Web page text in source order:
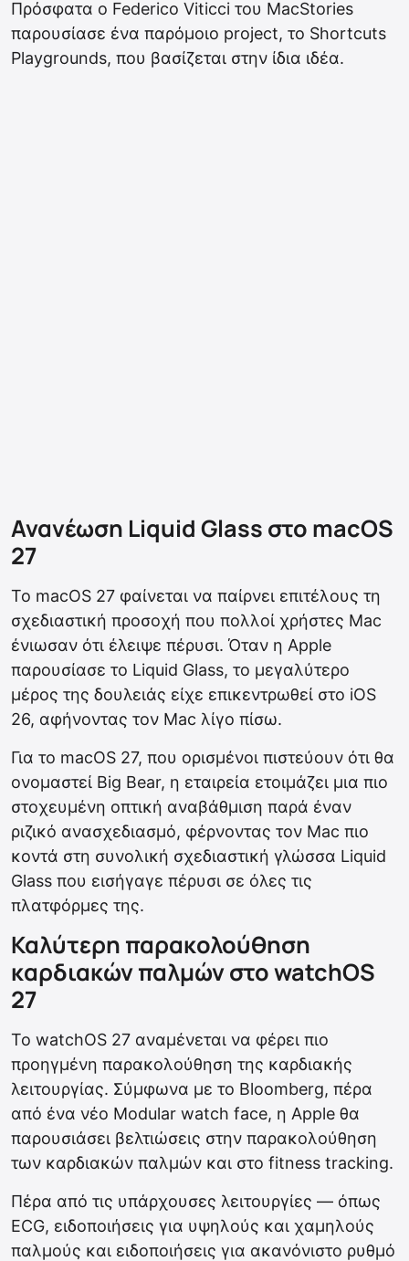
Πρόσφατα ο Federico Viticci του MacStories
παρουσίασε ένα παρόμοιο project, το Shortcuts
Playgrounds, που βασίζεται στην ίδια ιδέα.
Ανανέωση Liquid Glass στο macOS
27
Το macOS 27 φαίνεται να παίρνει επιτέλους τη
σχεδιαστική προσοχή που πολλοί χρήστες Mac
ένιωσαν ότι έλειψε πέρυσι. Όταν η Apple
παρουσίασε το Liquid Glass, το μεγαλύτερο
μέρος της δουλειάς είχε επικεντρωθεί στο iOS
26, αφήνοντας τον Mac λίγο πίσω.
Για το macOS 27, που ορισμένοι πιστεύουν ότι θα
ονομαστεί Big Bear, η εταιρεία ετοιμάζει μια πιο
στοχευμένη οπτική αναβάθμιση παρά έναν
ριζικό ανασχεδιασμό, φέρνοντας τον Mac πιο
κοντά στη συνολική σχεδιαστική γλώσσα Liquid
Glass που εισήγαγε πέρυσι σε όλες τις
πλατφόρμες της.
Καλύτερη παρακολούθηση
καρδιακών παλμών στο watchOS
27
Το watchOS 27 αναμένεται να φέρει πιο
προηγμένη παρακολούθηση της καρδιακής
λειτουργίας. Σύμφωνα με το Bloomberg, πέρα
από ένα νέο Modular watch face, η Apple θα
παρουσιάσει βελτιώσεις στην παρακολούθηση
των καρδιακών παλμών και στο fitness tracking.
Πέρα από τις υπάρχουσες λειτουργίες — όπως
ECG, ειδοποιήσεις για υψηλούς και χαμηλούς
παλμούς και ειδοποιήσεις για ακανόνιστο ρυθμό